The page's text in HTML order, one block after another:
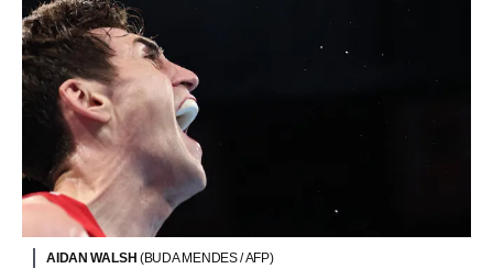
AIDAN WALSH (BUDA MENDES / AFP)